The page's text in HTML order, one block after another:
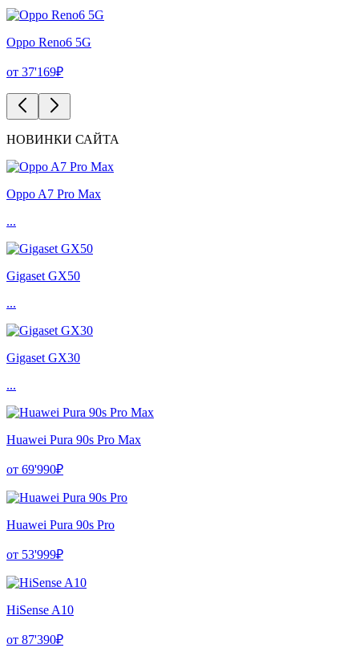
Oppo Reno6 5G
от 37'169₽
НОВИНКИ САЙТА
Oppo A7 Pro Max
...
Gigaset GX50
...
Gigaset GX30
...
Huawei Pura 90s Pro Max
от 69'990₽
Huawei Pura 90s Pro
от 53'999₽
HiSense A10
от 87'390₽